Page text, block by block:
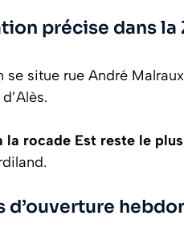
précise dans la
se situe rue André
la rocade Est reste le
d’ouverture